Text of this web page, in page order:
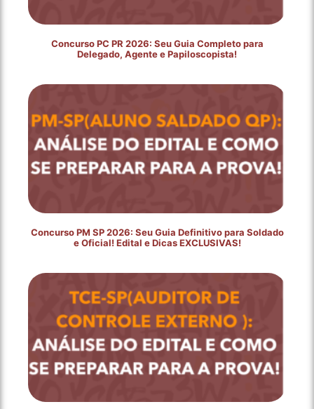
Concurso PC PR 2026: Seu Guia Completo para
Delegado, Agente e Papiloscopista!
Concurso PM SP 2026: Seu Guia Definitivo para Soldado
e Oficial! Edital e Dicas EXCLUSIVAS!